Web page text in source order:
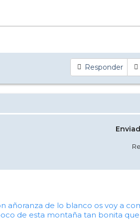
Responder
añoranza de lo blanco os voy a
de esta montaña tan bonita